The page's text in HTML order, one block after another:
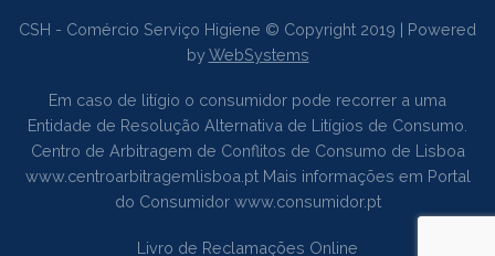
CSH - Comércio Serviço Higiene © Copyright 2019 | Powered
byWebSystems
Em caso de litígio o consumidor pode recorrer a uma
Entidade de Resolução Alternativa de Litígios de Consumo.
Centro de Arbitragem de Conflitos de Consumo de Lisboa
www.centroarbitragemlisboa.ptMais informações em Portal
do Consumidor www.consumidor.pt
Livro de Reclamações Online